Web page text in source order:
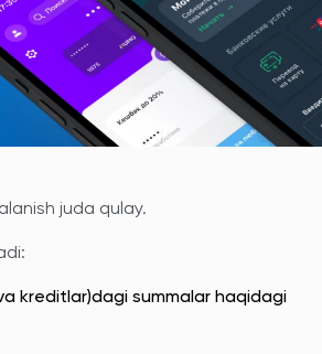
juda qulay.
kreditlar)dagi summalar haqidagi